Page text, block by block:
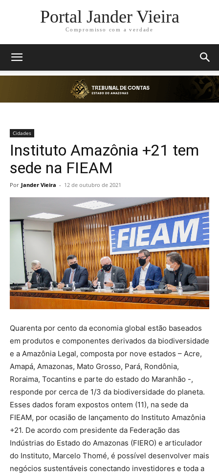
Portal Jander Vieira
Compromisso com a verdade
Cidades
Instituto Amazônia +21 tem
sede na FIEAM
Por Jander Vieira - 12 de outubro de 2021
Quarenta por cento da economia global estão baseados
em produtos e componentes derivados da biodiversidade
e a Amazônia Legal, composta por nove estados – Acre,
Amapá, Amazonas, Mato Grosso, Pará, Rondônia,
Roraima, Tocantins e parte do estado do Maranhão -,
responde por cerca de 1/3 da biodiversidade do planeta.
Esses dados foram expostos ontem (11), na sede da
FIEAM, por ocasião de lançamento do Instituto Amazônia
+21. De acordo com presidente da Federação das
Indústrias do Estado do Amazonas (FIERO) e articulador
do Instituto, Marcelo Thomé, é possível desenvolver mais
negócios sustentáveis conectando investidores e toda a